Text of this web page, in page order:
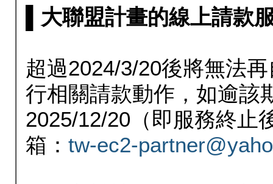
▌大聯盟計畫的線上請款
超過2024/3/20後將無法
行相關請款動作，如逾該
2025/12/20（即服務終止
箱： tw-ec2-